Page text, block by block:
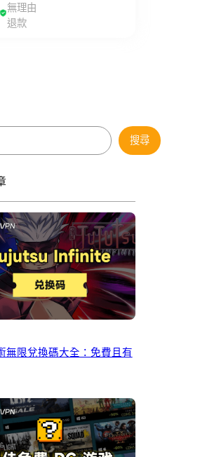
無理由
退款
搜尋
無限兌換碼大全：免費且有